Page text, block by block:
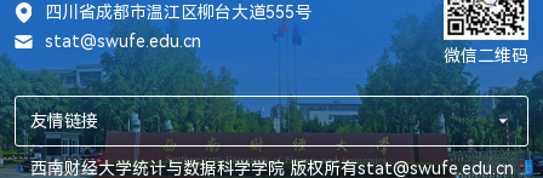
四川省成都市温江区柳台大道555号
stat@swufe.edu.cn
微信二维码
友情链接
西南财经大学统计与数据科学学院 版权所有stat@swufe.edu.cn